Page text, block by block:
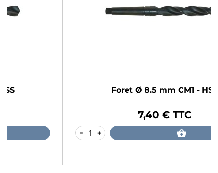
Foret Ø 8.5 mm CM1 - HSS
7,40 € TTC